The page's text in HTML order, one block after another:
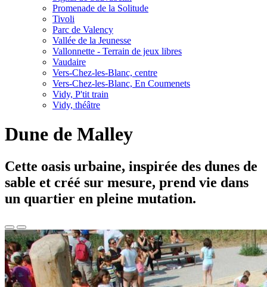
Promenade de la Solitude
Tivoli
Parc de Valency
Vallée de la Jeunesse
Vallonnette - Terrain de jeux libres
Vaudaire
Vers-Chez-les-Blanc, centre
Vers-Chez-les-Blanc, En Coumenets
Vidy, P'tit train
Vidy, théâtre
Dune de Malley
Cette oasis urbaine, inspirée des dunes de
sable et créé sur mesure, prend vie dans
un quartier en pleine mutation.